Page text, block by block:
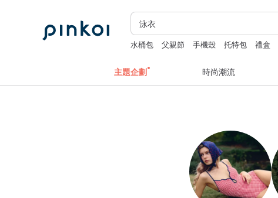
水桶包 父親節 手機殼 托特包 禮盒
主題企劃 時尚潮流